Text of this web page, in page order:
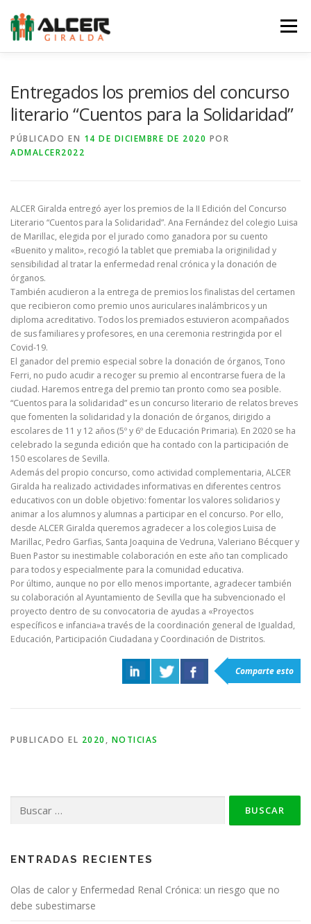
contenido
Menú
Entregados los premios del concurso
literario “Cuentos para la Solidaridad”
PÚBLICADO EN 14 DE DICIEMBRE DE 2020 POR
ADMALCER2022
ALCER Giralda entregó ayer los premios de la II Edición del Concurso
Literario “Cuentos para la Solidaridad”. Ana Fernández del colegio Luisa
de Marillac, elegida por el jurado como ganadora por su cuento
«Buenito y malito», recogió la tablet que premiaba la originilidad y
sensibilidad al tratar la enfermedad renal crónica y la donación de
órganos.
También acudieron a la entrega de premios los finalistas del certamen
que recibieron como premio unos auriculares inalámbricos y un
diploma acreditativo. Todos los premiados estuvieron acompañados
de sus familiares y profesores, en una ceremonia restringida por el
Covid-19.
El ganador del premio especial sobre la donación de órganos, Tono
Ferri, no pudo acudir a recoger su premio al encontrarse fuera de la
ciudad. Haremos entrega del premio tan pronto como sea posible.
“Cuentos para la solidaridad” es un concurso literario de relatos breves
que fomenten la solidaridad y la donación de órganos, dirigido a
escolares de 11 y 12 años (5º y 6º de Educación Primaria). En 2020 se ha
celebrado la segunda edición que ha contado con la participación de
150 escolares de Sevilla.
Además del propio concurso, como actividad complementaria, ALCER
Giralda ha realizado actividades informativas en diferentes centros
educativos con un doble objetivo: fomentar los valores solidarios y
animar a los alumnos y alumnas a participar en el concurso. Por ello,
desde ALCER Giralda queremos agradecer a los colegios Luisa de
Marillac, Pedro Garfias, Santa Joaquina de Vedruna, Valeriano Bécquer y
Buen Pastor su inestimable colaboración en este año tan complicado
para todos y especialmente para la comunidad educativa.
Por último, aunque no por ello menos importante, agradecer también
su colaboración al Ayuntamiento de Sevilla que ha subvencionado el
proyecto dentro de su convocatoria de ayudas a «Proyectos
específicos e infancia»a través de la coordinación general de Igualdad,
Educación, Participación Ciudadana y Coordinación de Distritos.
Comparte esto
PUBLICADO EL 2020 , NOTICIAS
ENTRADAS RECIENTES
Olas de calor y Enfermedad Renal Crónica: un riesgo que no
debe subestimarse